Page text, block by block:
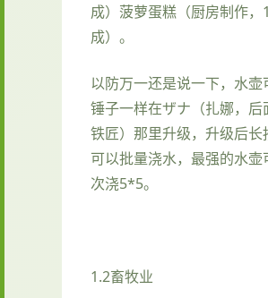
成）菠萝蛋糕（厨房制作，
成）。
以防万一还是说一下，水壶
锤子一样在ザナ（扎娜，后
铁匠）那里升级，升级后长
可以批量浇水，最强的水壶
次浇5*5。
1.2畜牧业